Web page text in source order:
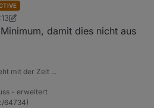
bei einer "Datasource" die "Pos.X"
ist die erste Zahl immer +1 der
Zahl (Tastatur auf 2 gedrückt 3
ist es nicht so.
ist es auch so bei Rectangle
damit dies nicht aus
mit der Zeit ...
- erweitert
64734)